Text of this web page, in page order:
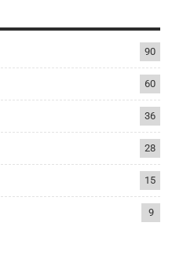
90
60
36
28
15
9